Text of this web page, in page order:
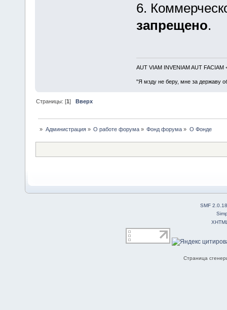
6.
запрещено.
AUT VIAM INVENIAM AUT FACIAM
"Я мзду не беру, мне за державу
Страницы: [1]Вверх
» Администрация» О работе форума» Фонд форума » О Фонде
SMF 2.0.18
Страница